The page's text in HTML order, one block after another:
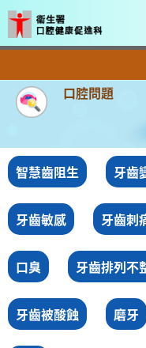
口腔問題
智慧齒阻生 牙齒
牙齒敏感 牙齒刺
口臭 牙齒排列不
牙齒被酸蝕 磨牙